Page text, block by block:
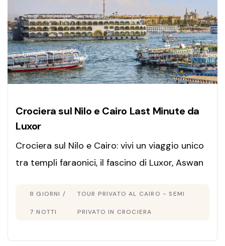
Crociera sul Nilo e Cairo Last Minute da
Luxor
Crociera sul Nilo e Cairo: vivi un viaggio unico
tra templi faraonici, il fascino di Luxor, Aswan
mozzafiato.
8 GIORNI /
7 NOTTI
TOUR PRIVATO AL CAIRO - SEMI
PRIVATO IN CROCIERA